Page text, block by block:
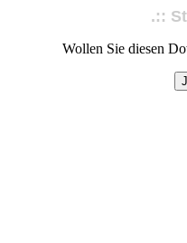
.::
Wollen Sie diesen